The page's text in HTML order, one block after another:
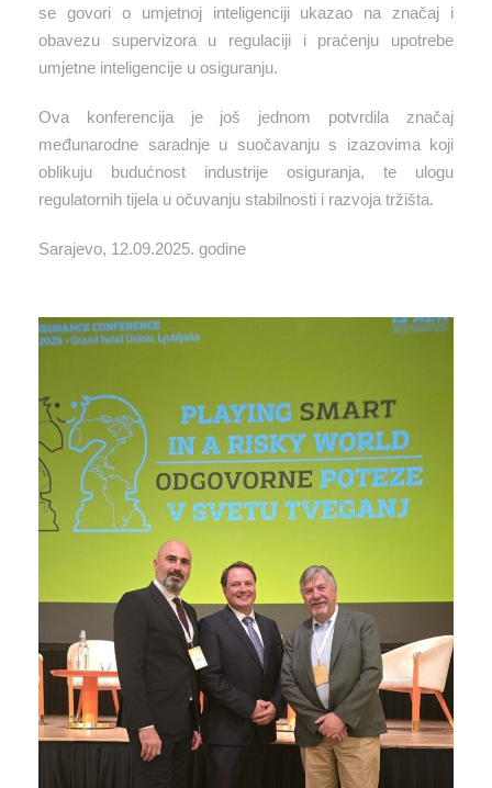
se govori o umjetnoj inteligenciji ukazao na značaj i
obavezu supervizora u regulaciji i praćenju upotrebe
umjetne inteligencije u osiguranju.
Ova konferencija je još jednom potvrdila značaj
međunarodne saradnje u suočavanju s izazovima koji
oblikuju budućnost industrije osiguranja, te ulogu
regulatornih tijela u očuvanju stabilnosti i razvoja tržišta.
Sarajevo, 12.09.2025. godine